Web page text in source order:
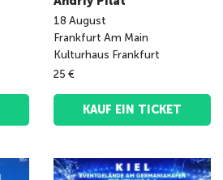
18 August
Frankfurt Am Main
Kulturhaus Frankfurt
25 €
KAUF EIN TICKET